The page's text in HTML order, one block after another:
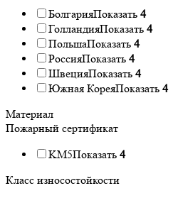
БолгарияПоказать 4
ГолландияПоказать 4
ПольшаПоказать 4
РоссияПоказать 4
ШвецияПоказать 4
Южная КореяПоказать 4
Материал
Пожарный сертификат
KM5Показать 4
Класс износостойкости